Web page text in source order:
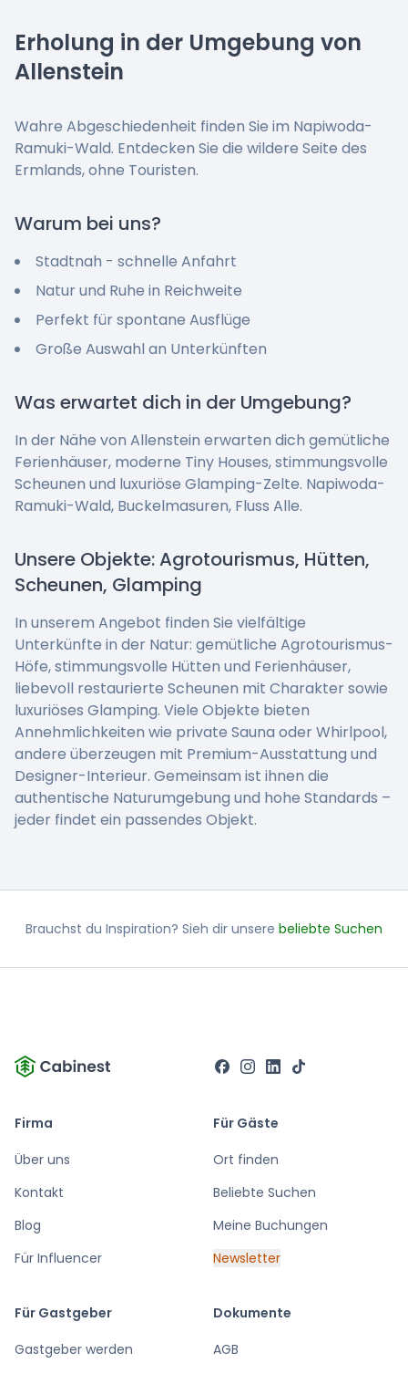
Erholung in der Umgebung von
Allenstein
Wahre Abgeschiedenheit finden Sie im Napiwoda-
Ramuki-Wald. Entdecken Sie die wildere Seite des
Ermlands, ohne Touristen.
Warum bei uns?
Stadtnah - schnelle Anfahrt
Natur und Ruhe in Reichweite
Perfekt für spontane Ausflüge
Große Auswahl an Unterkünften
Was erwartet dich in der Umgebung?
In der Nähe von Allenstein erwarten dich gemütliche
Ferienhäuser, moderne Tiny Houses, stimmungsvolle
Scheunen und luxuriöse Glamping-Zelte. Napiwoda-
Ramuki-Wald, Buckelmasuren, Fluss Alle.
Unsere Objekte: Agrotourismus, Hütten,
Scheunen, Glamping
In unserem Angebot finden Sie vielfältige
Unterkünfte in der Natur: gemütliche Agrotourismus-
Höfe, stimmungsvolle Hütten und Ferienhäuser,
liebevoll restaurierte Scheunen mit Charakter sowie
luxuriöses Glamping. Viele Objekte bieten
Annehmlichkeiten wie private Sauna oder Whirlpool,
andere überzeugen mit Premium-Ausstattung und
Designer-Interieur. Gemeinsam ist ihnen die
authentische Naturumgebung und hohe Standards –
jeder findet ein passendes Objekt.
Brauchst du Inspiration? Sieh dir unsere beliebte Suchen
Firma
Über uns
Kontakt
Blog
Für Influencer
Für Gäste
Ort finden
Beliebte Suchen
Meine Buchungen
Newsletter
Für Gastgeber
Gastgeber werden
Dokumente
AGB